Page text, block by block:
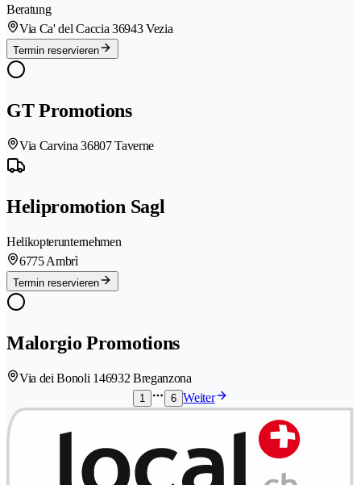
Beratung
Via Ca' del Caccia 36943 Vezia
Termin reservieren
GT Promotions
Via Carvina 36807 Taverne
Helipromotion Sagl
Helikopterunternehmen
6775 Ambrì
Termin reservieren
Malorgio Promotions
Via dei Bonoli 146932 Breganzona
1 6 Weiter